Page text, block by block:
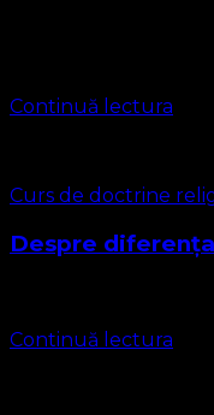
Continuă lectura
Curs de doctrine
Despre
Continuă lectura